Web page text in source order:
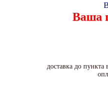
Ваша
доставка до